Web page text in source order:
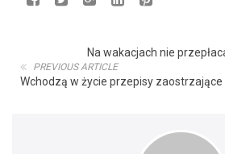
Na wakacjach nie
PREVIOUS ARTICLE
Wchodzą w życie przepisy